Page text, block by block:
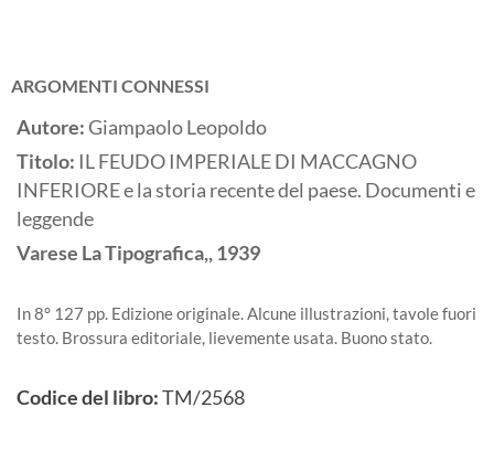
ARGOMENTI CONNESSI
Autore:Giampaolo Leopoldo
Titolo: IL FEUDO IMPERIALE DI MACCAGNO
INFERIORE e la storia recente del paese. Documenti e
leggende
Varese La Tipografica,,1939
In 8° 127 pp. Edizione originale. Alcune illustrazioni, tavole fuori
testo. Brossura editoriale, lievemente usata. Buono stato.
Codice del libro:TM/2568